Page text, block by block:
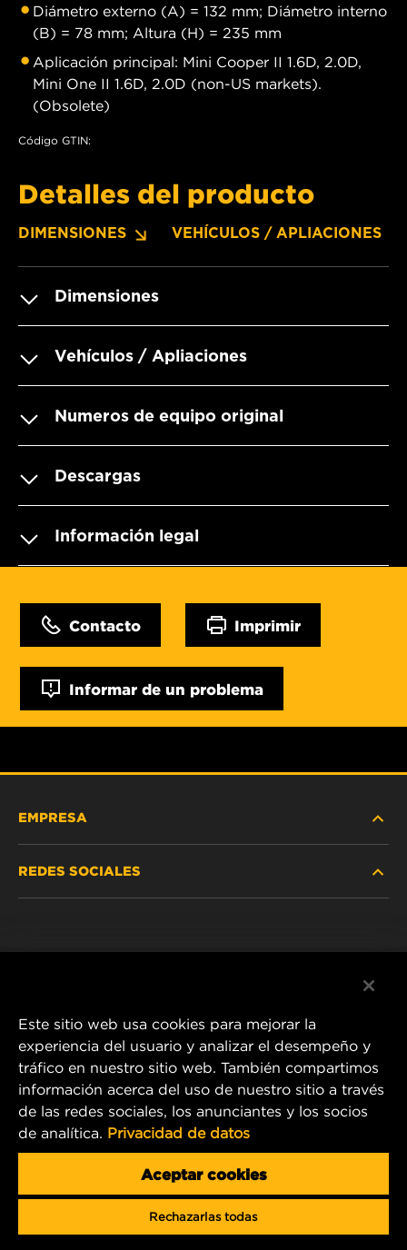
Diámetro externo (A) = 132 mm; Diámetro interno
(B) = 78 mm; Altura (H) = 235 mm
Aplicación principal: Mini Cooper II 1.6D, 2.0D,
Mini One II 1.6D, 2.0D (non-US markets).
(Obsolete)
Código GTIN:
Detalles del producto
DIMENSIONES VEHÍCULOS / APLIACIONES
Dimensiones
Vehículos / Apliaciones
Numeros de equipo original
Descargas
Información legal
Contacto Imprimir
Informar de un problema
EMPRESA
REDES SOCIALES
1 Wix Way
P.O. Box 1967
Gastonia, NC 28054
Product & Customer Service Email:
info.mercosur@mann-hummel.com
Este sitio web usa cookies para mejorar la
experiencia del usuario y analizar el desempeño y
tráfico en nuestro sitio web. También compartimos
información acerca del uso de nuestro sitio a través
de las redes sociales, los anunciantes y los socios
de analítica. Privacidad de datos
Aceptar cookies
Rechazarlas todas